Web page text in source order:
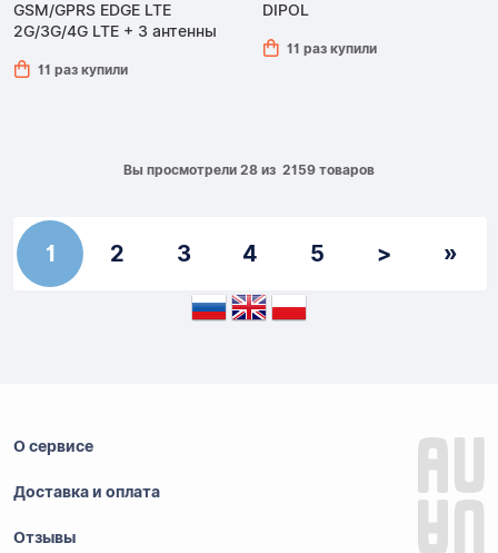
GSM/GPRS EDGE LTE
2G/3G/4G LTE + 3 антенны
11 раз купили
DIPOL
11 раз купили
Вы просмотрели 28 из 2159 товаров
1 2 3 4 5 > »
О сервисе
Доставка и оплата
Отзывы